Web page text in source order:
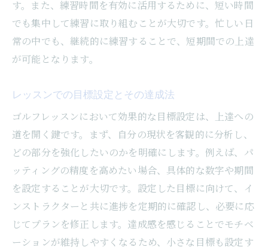
す。また、練習時間を有効に活用するために、短い時間
でも集中して練習に取り組むことが大切です。忙しい日
常の中でも、継続的に練習することで、短期間での上達
が可能となります。
レッスンでの目標設定とその達成法
ゴルフレッスンにおいて効果的な目標設定は、上達への
道を開く鍵です。まず、自分の現状を客観的に分析し、
どの部分を強化したいのかを明確にします。例えば、パ
ッティングの精度を高めたい場合、具体的な数字や期間
を設定することが大切です。設定した目標に向けて、イ
ンストラクターと共に進捗を定期的に確認し、必要に応
じてプランを修正します。達成感を感じることでモチベ
ーションが維持しやすくなるため、小さな目標も設定す